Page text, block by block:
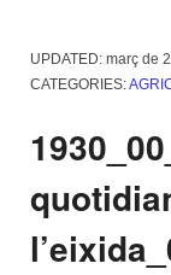
UPDATED: març de
CATEGORIES: